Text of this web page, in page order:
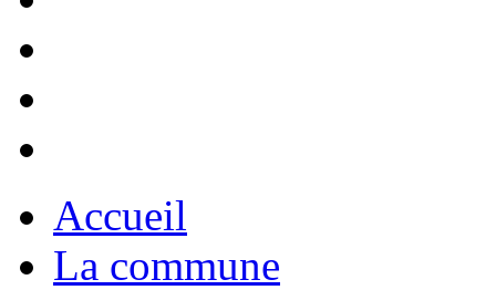
Accueil
La commune